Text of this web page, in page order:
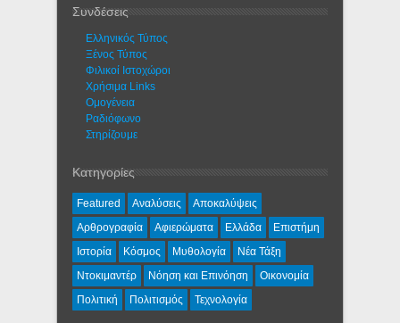
Συνδέσεις
Ελληνικός Τύπος
Ξένος Τύπος
Φιλικοί Ιστοχώροι
Χρήσιμα Links
Ομογένεια
Ραδιόφωνο
Στηρίζουμε
Κατηγορίες
Featured Αναλύσεις
Αποκαλύψεις
Αρθρογραφία
Αφιερώματα Ελλάδα
Επιστήμη
Ιστορία
Κόσμος Μυθολογία
Νέα Τάξη
Ντοκιμαντέρ
Νόηση και Επινόηση
Οικονομία
Πολιτική
Πολιτισμός Τεχνολογία